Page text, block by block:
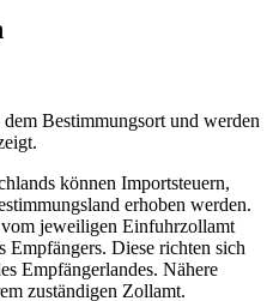
Bestimmungsort und werden
können Importsteuern,
erhoben werden.
jeweiligen Einfuhrzollamt
Empfängers. Diese richten sich
Empfängerlandes. Nähere
zuständigen Zollamt.